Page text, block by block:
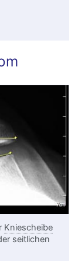
Kniescheibe
seitlichen